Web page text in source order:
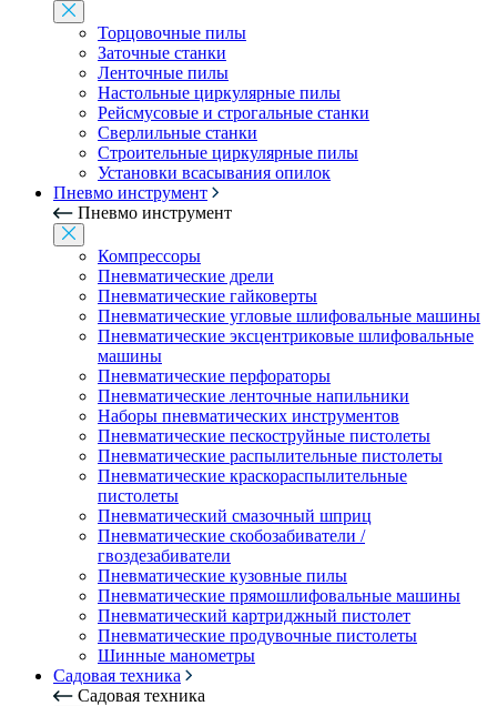
Торцовочные пилы
Заточные станки
Ленточные пилы
Настольные циркулярные пилы
Рейсмусовые и строгальные станки
Сверлильные станки
Строительные циркулярные пилы
Установки всасывания опилок
Пневмо инструмент
Пневмо инструмент
Компрессоры
Пневматические дрели
Пневматические гайковерты
Пневматические угловые шлифовальные машины
Пневматические эксцентриковые шлифовальные
машины
Пневматические перфораторы
Пневматические ленточные напильники
Наборы пневматических инструментов
Пневматические пескоструйные пистолеты
Пневматические распылительные пистолеты
Пневматические краскораспылительные
пистолеты
Пневматический смазочный шприц
Пневматические скобозабиватели /
гвоздезабиватели
Пневматические кузовные пилы
Пневматические прямошлифовальные машины
Пневматический картриджный пистолет
Пневматические продувочные пистолеты
Шинные манометры
Садовая техника
Садовая техника